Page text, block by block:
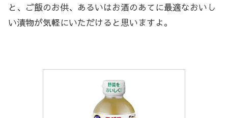
と、ご飯のお供、あるいはお酒のあてに最適なおいし
い漬物が気軽にいただけると思いますよ。